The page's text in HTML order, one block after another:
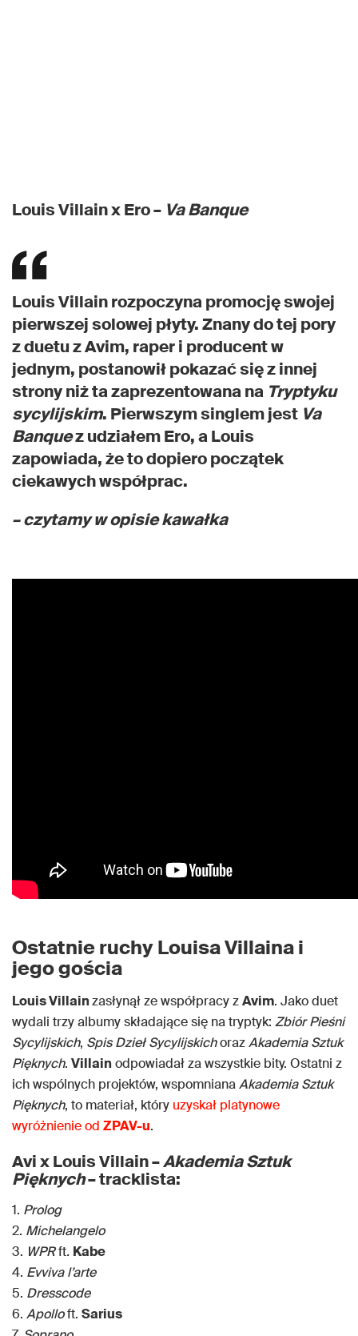
Louis Villain x Ero – Va Banque
Louis Villain rozpoczyna promocję swojej
pierwszej solowej płyty. Znany do tej pory
z duetu z Avim, raper i producent w
jednym, postanowił pokazać się z innej
strony niż ta zaprezentowana na Tryptyku
sycylijskim. Pierwszym singlem jest Va
Banquez udziałem Ero, a Louis
zapowiada, że to dopiero początek
ciekawych współprac.
– czytamy w opisie kawałka
Ostatnie ruchy Louisa Villaina i
jego gościa
Louis Villainzasłynął ze współpracy zAvim. Jako duet
wydali trzy albumy składające się na tryptyk: Zbiór Pieśni
Sycylijskich, Spis Dzieł SycylijskichorazAkademia Sztuk
Pięknych. Villainodpowiadał za wszystkie bity. Ostatni z
ich wspólnych projektów, wspomnianaAkademia Sztuk
Pięknych, to materiał, który uzyskał platynowe
wyróżnienie od ZPAV-u.
Avi x Louis Villain –Akademia Sztuk
Pięknych– tracklista:
1. Prolog
2. Michelangelo
3. WPRft. Kabe
4. Evviva l’arte
5. Dresscode
6. Apolloft. Sarius